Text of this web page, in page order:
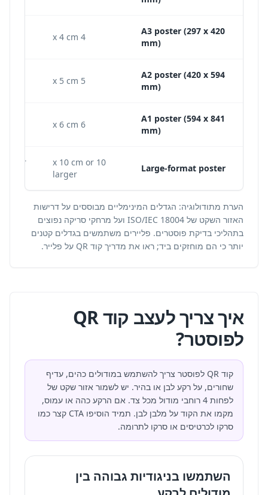
A3 poster (297 x 420
mm)
4 x 4 cm
A2 poster (420 x 594
mm)
5 x 5 cm
A1 poster (594 x 841
mm)
6 x 6 cm
Large-format poster
10 x 10 cm or
larger
הערת מתודולוגיה: הגדלים המינימליים מבוססים על דרישות
האזור השקט של ISO/IEC 18004 ועל מרחקי סריקה נפוצים
בתהליכי בדיקת פוסטרים. פליירים משתמשים בגדלים קטנים
יותר כי הם מוחזקים ביד; ראו את מדריך קוד QR על פלייר .
איך צריך לעצב קוד QR
לפוסטר?
קוד QR לפוסטר צריך להשתמש במודולים כהים, עדיף
שחורים, על רקע לבן או בהיר. יש לשמור אזור שקט של
לפחות 4 רוחבי מודול מכל צד. אם הרקע כהה או עמוס,
מקמו את הקוד על מלבן לבן. תמיד הוסיפו CTA קצר כמו
סרקו לכרטיסים או סרקו לתרומה.
השתמשו בניגודיות גבוהה בין